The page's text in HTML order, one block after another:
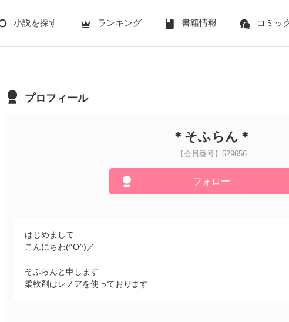
小説を探す ランキング 書籍情報 コミッ
プロフィール
＊そふらん＊
【会員番号】529656
フォロー
はじめまして
こんにちわ(^O^)／
そふらんと申します
柔軟剤はレノアを使っております